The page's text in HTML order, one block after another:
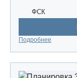
ФСК
Подробнее